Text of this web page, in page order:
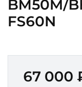
BM50M/
FS60N
67 000